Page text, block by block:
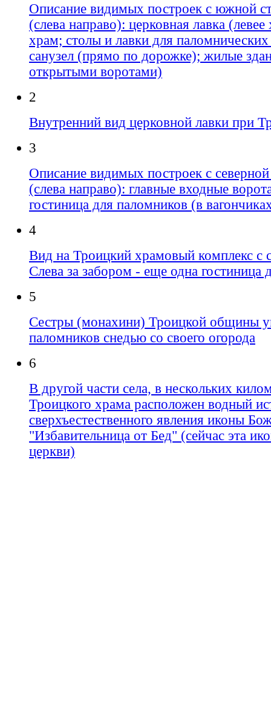
Описание видимых построек с южной
(слева направо): церковная лавка
храм; столы и лавки для паломнических
санузел (прямо по дорожке); жилые
открытыми воротами)
2
Внутренний вид церковной лавки при
3
Описание видимых построек с
(слева направо): главные входные
гостиница для паломников (в
4
Вид на Троицкий храмовый комплекс с
Слева за забором - еще одна гостиница
5
Сестры (монахини) Троицкой общины
паломников снедью со своего огорода
6
В другой части села, в нескольких
Троицкого храма расположен водный
сверхъестественного явления иконы
"Избавительница от Бед" (сейчас эта
церкви)